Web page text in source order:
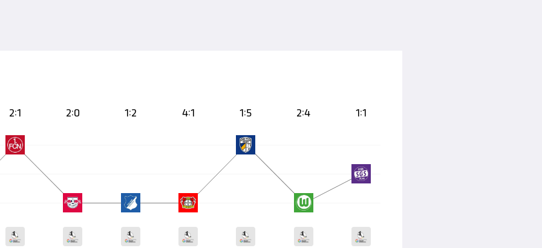
2:1 2:0 1:2 4:1 1:5 2:4 1:1